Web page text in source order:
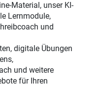
Material, unser KI-
Lernmodule,
und
digitale Übungen
und weitere
für Ihren